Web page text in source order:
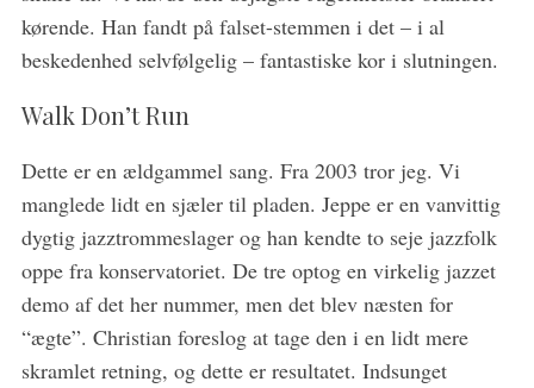
kørende. Han fandt på falset-stemmen i det – i al
beskedenhed selvfølgelig – fantastiske kor i slutningen.
Walk Don’t Run
Dette er en ældgammel sang. Fra 2003 tror jeg. Vi
manglede lidt en sjæler til pladen. Jeppe er en vanvittig
dygtig jazztrommeslager og han kendte to seje jazzfolk
oppe fra konservatoriet. De tre optog en virkelig jazzet
demo af det her nummer, men det blev næsten for
“ægte”. Christian foreslog at tage den i en lidt mere
skramlet retning, og dette er resultatet. Indsunget